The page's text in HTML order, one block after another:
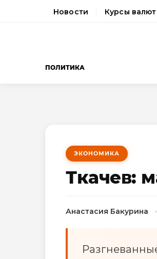
Новости Курсы валют
ПОЛИТИКА
ЭКОНОМИКА
Ткачев:
Анастасия Бакурина